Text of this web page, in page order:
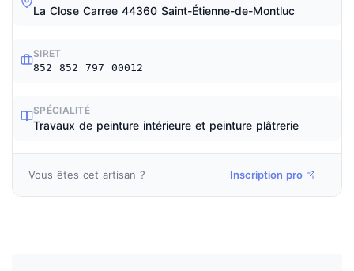
La Close Carree 44360 Saint-Étienne-de-Montluc
SIRET
852 852 797 00012
SPÉCIALITÉ
Travaux de peinture intérieure et peinture plâtrerie
Vous êtes cet artisan ? Inscription pro